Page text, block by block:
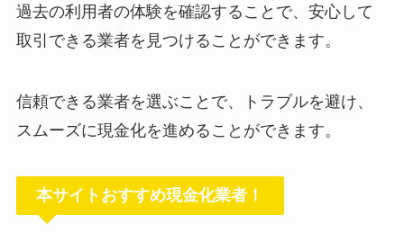
過去の利用者の体験を確認することで、安心して
取引できる業者を見つけることができます。
信頼できる業者を選ぶことで、トラブルを避け、
スムーズに現金化を進めることができます。
本サイトおすすめ現金化業者！